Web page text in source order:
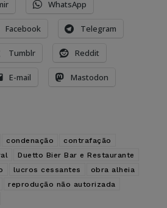
WhatsApp
Facebook Telegram
Tumblr Reddit
E-mail Mastodon
condenação
contrafação
Duetto Bier Bar e Restaurante
lucros cessantes
obra alheia
reprodução não autorizada